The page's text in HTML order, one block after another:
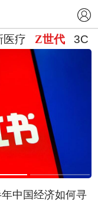
医疗 Z世代 3C
183元一张点映
什么样的电影
中国经济如何寻